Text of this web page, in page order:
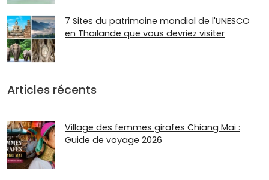
7 Sites du patrimoine mondial de l'UNESCO
en Thaïlande que vous devriez visiter
Articles récents
Village des femmes girafes Chiang Mai :
Guide de voyage 2026